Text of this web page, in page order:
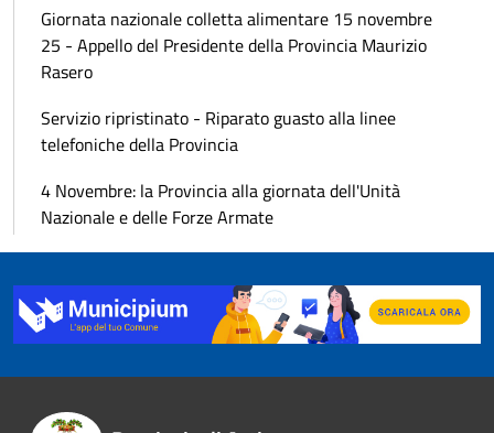
Giornata nazionale colletta alimentare 15 novembre
25 - Appello del Presidente della Provincia Maurizio
Rasero
Servizio ripristinato - Riparato guasto alla linee
telefoniche della Provincia
4 Novembre: la Provincia alla giornata dell'Unità
Nazionale e delle Forze Armate